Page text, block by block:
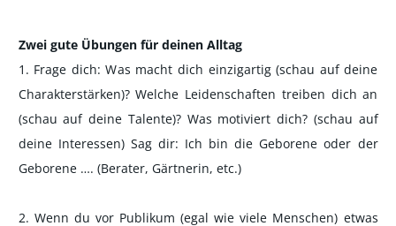
Zwei gute Übungen für deinen Alltag
1. Frage dich: Was macht dich einzigartig (schau auf deine
Charakterstärken)? Welche Leidenschaften treiben dich an
(schau auf deine Talente)? Was motiviert dich? (schau auf
deine Interessen) Sag dir: Ich bin die Geborene oder der
Geborene …. (Berater, Gärtnerin, etc.)
2. Wenn du vor Publikum (egal wie viele Menschen) etwas